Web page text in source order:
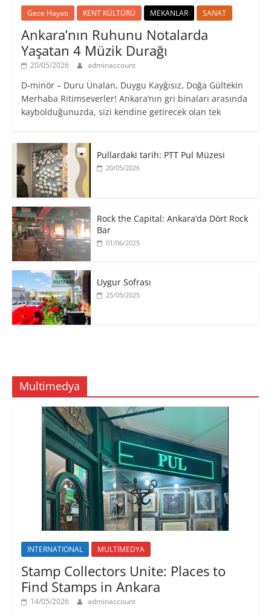
Gece Hayatı KENT KÜLTÜRÜ MEKANLAR SANAT
Ankara’nın Ruhunu Notalarda
Yaşatan 4 Müzik Durağı
20/05/2026 adminaccount
D-minör – Duru Ünalan, Duygu Kayğısız, Doğa Gültekin
Merhaba Ritimseverler! Ankara’nın gri binaları arasında
kaybolduğunuzda, sizi kendine getirecek olan tek
Pullardaki tarih: PTT Pul Müzesi
20/05/2026
Rock the Capital: Ankara’da Dört Rock
Bar
01/06/2025
Uygur Sofrası
25/05/2025
Multimedya
INTERNATIONAL MULTİMEDYA
Stamp Collectors Unite: Places to
Find Stamps in Ankara
14/05/2026 adminaccount